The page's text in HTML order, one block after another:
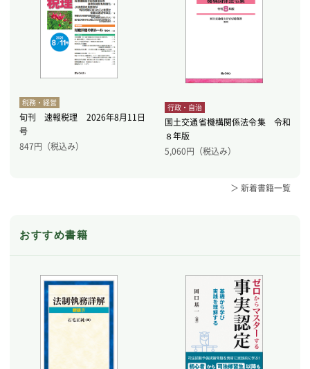
税務・経営
旬刊 速報税理 2026年8月11日
号
847円（税込み）
行政・自治
国土交通省機構関係法令集 令和
８年版
5,060円（税込み）
＞ 新着書籍一覧
おすすめ書籍